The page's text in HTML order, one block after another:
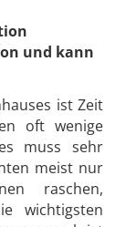
und kann
ist Zeit
oft wenige
muss sehr
meist nur
raschen,
wichtigsten